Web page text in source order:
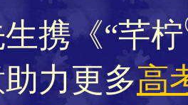
携《“芊柠
力更多高